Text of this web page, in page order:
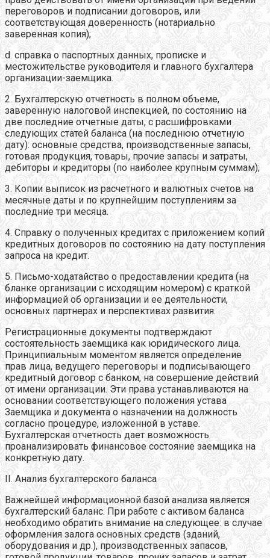
переговоров и подписании договоров, или
соответствующая доверенность (нотариально
заверенная копия);
d. справка о паспортных данных, прописке и
местожительстве руководителя и главного бухгалтера
организации-заемщика.
2. Бухгалтерскую отчетность в полном объеме,
заверенную налоговой инспекцией, по состоянию на
две последние отчетные даты, с расшифровками
следующих статей баланса (на последнюю отчетную
дату): основные средства, производственные запасы,
готовая продукция, товары, прочие запасы и затраты,
дебиторы и кредиторы (по наиболее крупным суммам);
3. Копии выписок из расчетного и валютных счетов на
месячные даты и по крупнейшим поступлениям за
последние три месяца.
4. Справку о полученных кредитах с приложением копий
кредитных договоров по состоянию на дату поступления
запроса на кредит.
5. Письмо-ходатайство о предоставлении кредита (на
бланке организации с исходящим номером) с краткой
информацией об организации и ее деятельности,
основных партнерах и перспективах развития.
Регистрационные документы подтверждают
состоятельность заемщика как юридического лица.
Принципиальным моментом является определение
прав лица, ведущего переговоры и подписывающего
кредитный договор с банком, на совершение действий
от имени организации. Эти права устанавливаются на
основании соответствующего положения устава
Заемщика и документа о назначении на должность
согласно процедуре, изложенной в уставе.
Бухгалтерская отчетность дает возможность
проанализировать финансовое состояние заемщика на
конкретную дату.
II. Анализ бухгалтерского баланса
Важнейшей информационной базой анализа является
бухгалтерский баланс. При работе с активом баланса
необходимо обратить внимание на следующее: в случае
оформления залога основных средств (зданий,
оборудования и др.), производственных запасов,